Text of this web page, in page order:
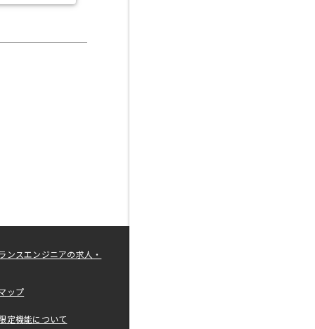
ンスエンジニアの求人・
ップ
定機能について